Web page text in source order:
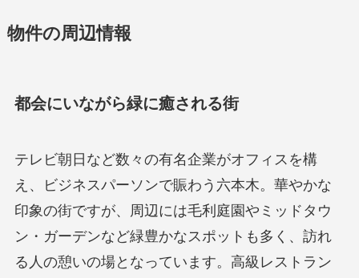
物件の周辺情報
都会にいながら緑に癒される街
テレビ朝日など数々の有名企業がオフィスを構
え、ビジネスパーソンで賑わう六本木。華やかな
印象の街ですが、周辺には毛利庭園やミッドタウ
ン・ガーデンなど緑豊かなスポットも多く、訪れ
る人の憩いの場となっています。高級レストラン